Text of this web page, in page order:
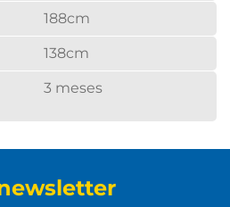
188cm
138cm
3 meses